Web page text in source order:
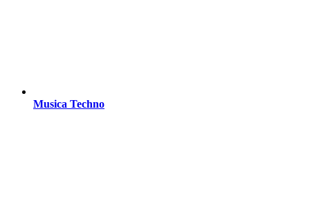
Musica Techno